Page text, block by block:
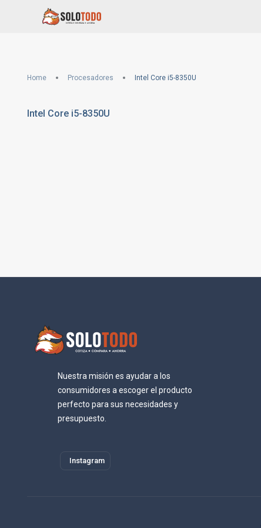
Home Procesadores Intel Core i5-8350U
Intel Core i5-8350U
Nuestra misión es ayudar a los
consumidores a escoger el producto
perfecto para sus necesidades y
presupuesto.
Instagram